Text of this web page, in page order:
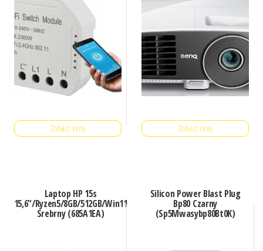
Zobacz cenę Zobacz cenę
Laptop HP 15s
15,6″/Ryzen5/8GB/512GB/Win11
Srebrny (685A1EA)
Silicon Power Blast Plug
Bp80 Czarny
(Sp5Mwasybp80Bt0K)